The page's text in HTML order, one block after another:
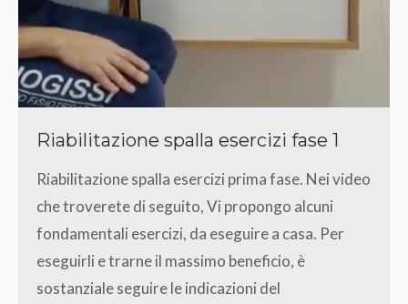
Riabilitazione spalla esercizi fase 1
Riabilitazione spalla esercizi prima fase. Nei video
che troverete di seguito, Vi propongo alcuni
fondamentali esercizi, da eseguire a casa. Per
eseguirli e trarne il massimo beneficio, è
sostanziale seguire le indicazioni del